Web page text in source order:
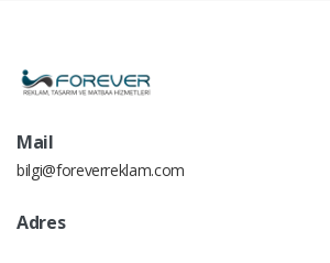
Mail
bilgi@foreverreklam.com
Adres